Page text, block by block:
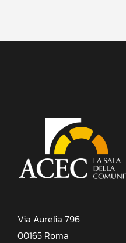
Via Aurelia 796
00165 Roma